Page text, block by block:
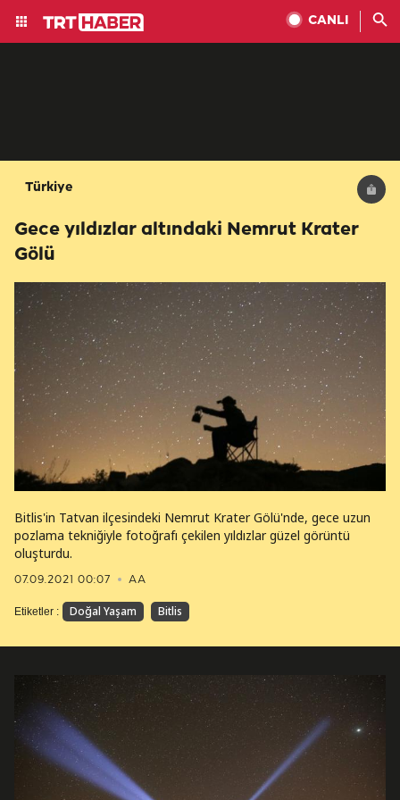
CANLI
Türkiye
Gece yıldızlar altındaki Nemrut Krater
Gölü
07.09.2021 00:07 AA
Bitlis'in Tatvan ilçesindeki Nemrut Krater Gölü'nde, gece uzun
pozlama tekniğiyle fotoğrafı çekilen yıldızlar güzel görüntü
oluşturdu.
Etiketler : Doğal Yaşam Bitlis